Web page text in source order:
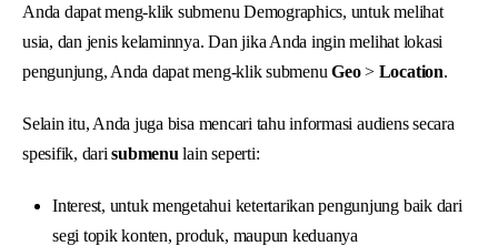
Anda dapat meng-klik submenu Demographics, untuk melihat
usia, dan jenis kelaminnya. Dan jika Anda ingin melihat lokasi
pengunjung, Anda dapat meng-klik submenuGeo> Location.
Selain itu, Anda juga bisa mencari tahu informasi audiens secara
spesifik, darisubmenu lain seperti:
Interest, untuk mengetahui ketertarikan pengunjung baik dari
segi topik konten, produk, maupun keduanya